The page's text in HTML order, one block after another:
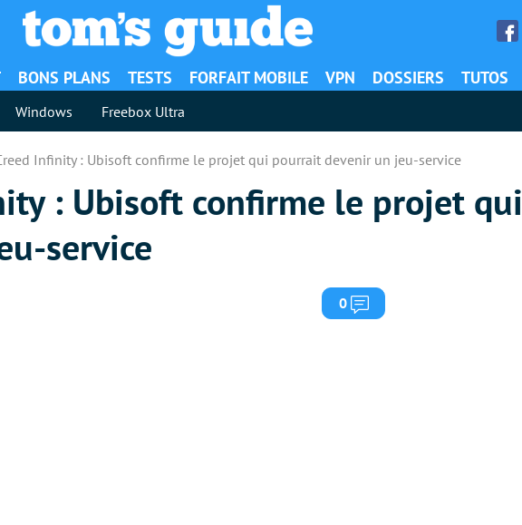
BONS PLANS TESTS FORFAIT MOBILE VPN DOSSIERS TUTOS
Windows Freebox Ultra
Infinity : Ubisoft confirme le projet qui pourrait devenir un jeu-service
: Ubisoft confirme le projet qui
service
0 Commentaires